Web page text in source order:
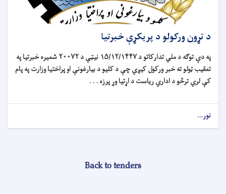
د تړون ورکولو د پریکړې خبرتیا
په دې توګه د ملي تدارکاتو د۱۵/۱۲/۱۴۴۷ نیټې د۲۰۰۷۲شمیره خبرتیا په
تعقیب ټولو ته خبر ورکول کیږي چې د کلیو د بیارغونې او پراختیا وزارت په پام
کې لري ترڅو د اداري ریاست د اړتیا وړ پرزه . . .
نور...
Back to tenders